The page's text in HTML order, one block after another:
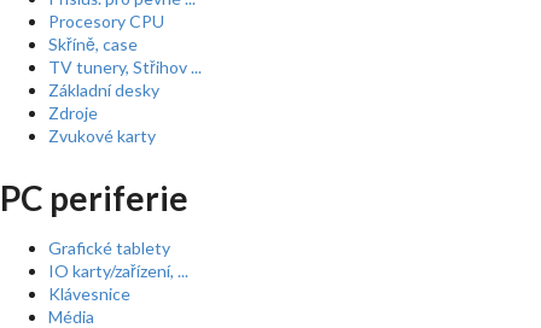
Procesory CPU
Skříně, case
TV tunery, Střihov ...
Základní desky
Zdroje
Zvukové karty
PC periferie
Grafické tablety
IO karty/zařízení, ...
Klávesnice
Média